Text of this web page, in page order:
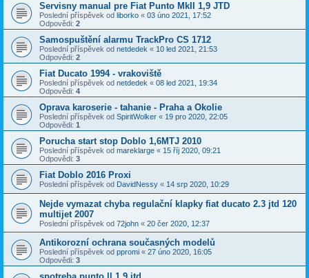
Servisny manual pre Fiat Punto MkII 1,9 JTD
Poslední příspěvek od liborko « 03 úno 2021, 17:52
Odpovědi: 2
Samospuštění alarmu TrackPro CS 1712
Poslední příspěvek od netdedek « 10 led 2021, 21:53
Odpovědi: 2
Fiat Ducato 1994 - vrakoviště
Poslední příspěvek od netdedek « 08 led 2021, 19:34
Odpovědi: 4
Oprava karoserie - tahanie - Praha a Okolie
Poslední příspěvek od SpiritWolker « 19 pro 2020, 22:05
Odpovědi: 1
Porucha start stop Doblo 1,6MTJ 2010
Poslední příspěvek od mareklarge « 15 říj 2020, 09:21
Odpovědi: 3
Fiat Doblo 2016 Proxi
Poslední příspěvek od DavidNessy « 14 srp 2020, 10:29
Nejde vymazat chyba regulační klapky fiat ducato 2.3 jtd 120
multijet 2007
Poslední příspěvek od 72john « 20 čer 2020, 12:37
Antikorozní ochrana současných modelů
Poslední příspěvek od ppromi « 27 úno 2020, 16:05
Odpovědi: 3